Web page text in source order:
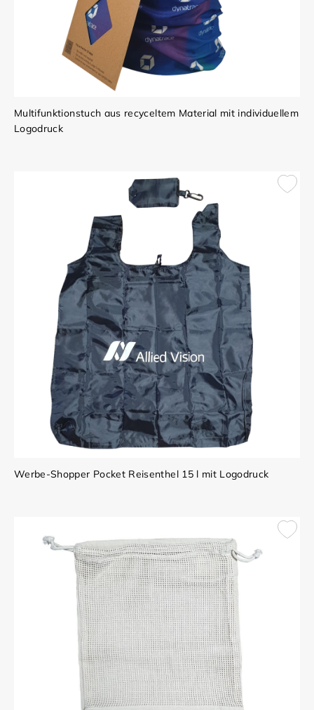
Multifunktionstuch aus recyceltem Material mit individuellem
Logodruck
Werbe-Shopper Pocket Reisenthel 15 l mit Logodruck